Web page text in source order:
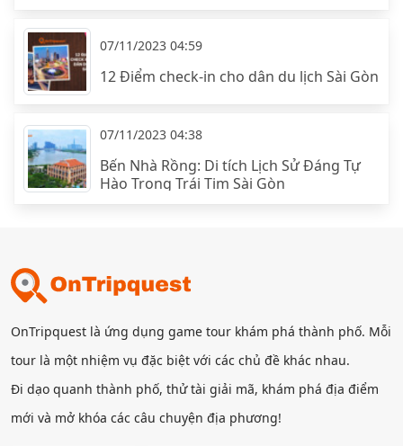
07/11/2023 04:59
12 Điểm check-in cho dân du lịch Sài Gòn
07/11/2023 04:38
Bến Nhà Rồng: Di tích Lịch Sử Đáng Tự
Hào Trong Trái Tim Sài Gòn
OnTripquest là ứng dụng game tour khám phá thành phố. Mỗi
tour là một nhiệm vụ đặc biệt với các chủ đề khác nhau.
Đi dạo quanh thành phố, thử tài giải mã, khám phá địa điểm
mới và mở khóa các câu chuyện địa phương!